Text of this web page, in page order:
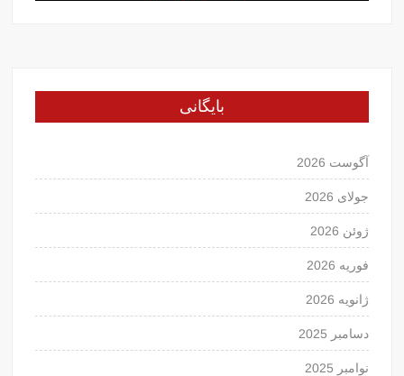
بایگانی
آگوست 2026
جولای 2026
ژوئن 2026
فوریه 2026
ژانویه 2026
دسامبر 2025
نوامبر 2025